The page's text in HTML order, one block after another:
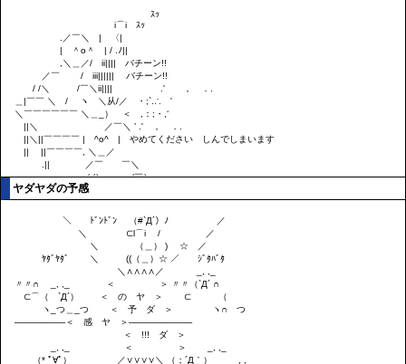
ヤダヤダの予感